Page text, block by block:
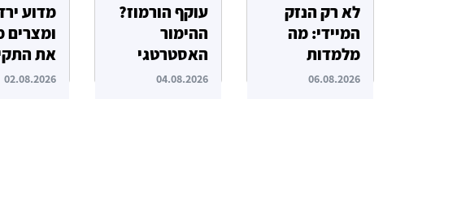
לא רק הנזק
המיידי: מה
מלמדות
תקיפות הסייבר
06.08.2026
עוקף הורמוז?
ההימור
האסטרטגי
הבעייתי של
04.08.2026
מדוע
ומצרים
את
02.08.2026